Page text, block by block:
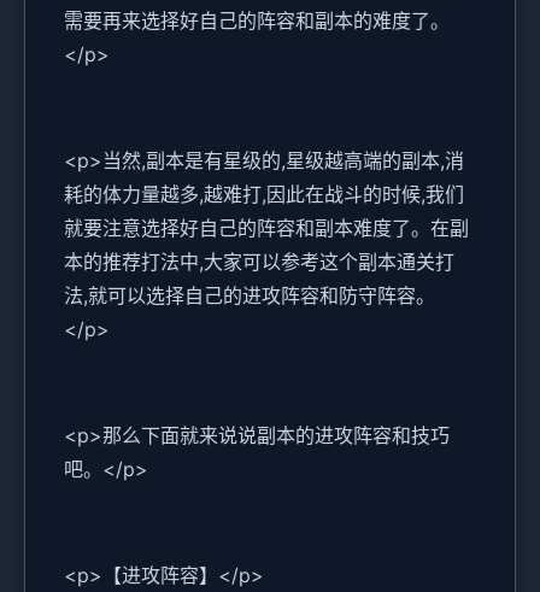
需要再来选择好自己的阵容和副本的难度了。
</p>
<p>当然,副本是有星级的,星级越高端的副本,消
耗的体力量越多,越难打,因此在战斗的时候,我们
就要注意选择好自己的阵容和副本难度了。在副
本的推荐打法中,大家可以参考这个副本通关打
法,就可以选择自己的进攻阵容和防守阵容。
</p>
<p>那么下面就来说说副本的进攻阵容和技巧
吧。</p>
<p>【进攻阵容】</p>